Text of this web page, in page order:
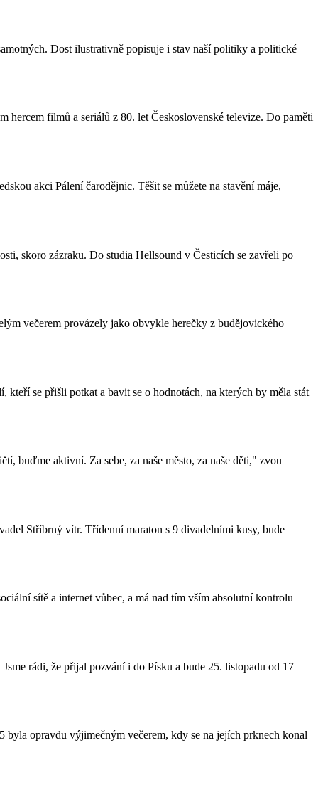
Dost ilustrativně popisuje i stav naší politiky a politické
hercem filmů a seriálů z 80. let Československé televize. Do paměti
akci Pálení čarodějnic. Těšit se můžete na stavění máje,
skoro zázraku. Do studia Hellsound v Česticích se zavřeli po
večerem provázely jako obvykle herečky z budějovického
kteří se přišli potkat a bavit se o hodnotách, na kterých by měla stát
buďme aktivní. Za sebe, za naše město, za naše děti," zvou
Stříbrný vítr. Třídenní maraton s 9 divadelními kusy, bude
sítě a internet vůbec, a má nad tím vším absolutní kontrolu
rádi, že přijal pozvání i do Písku a bude 25. listopadu od 17
opravdu výjimečným večerem, kdy se na jejích prknech konal